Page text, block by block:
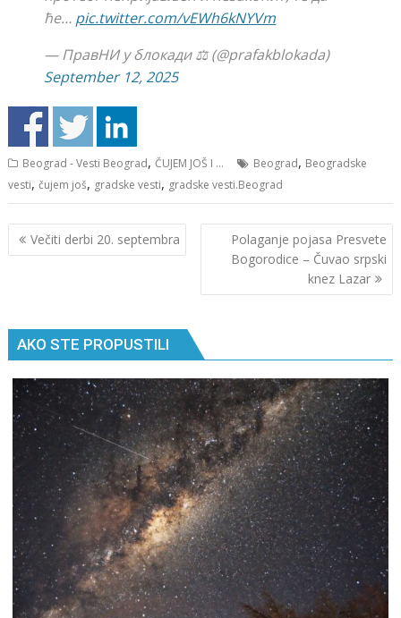
ће… pic.twitter.com/vEWh6kNYVm
— ПравНИ у блокади ⚖️ (@prafakblokada)
September 12, 2025
Beograd - Vesti Beograd,ČUJEM JOŠ I ... Beograd, Beogradske
vesti,čujem još, gradske vesti, gradske vesti.Beograd
Кретање
чланка
Večiti derbi 20. septembra
Polaganje pojasa Presvete
Bogorodice – Čuvaо srpski
knеz Lazar
AKO STE PROPUSTILI